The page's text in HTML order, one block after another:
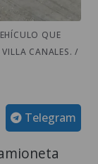
QUE
VILLA CANALES. /
Telegram